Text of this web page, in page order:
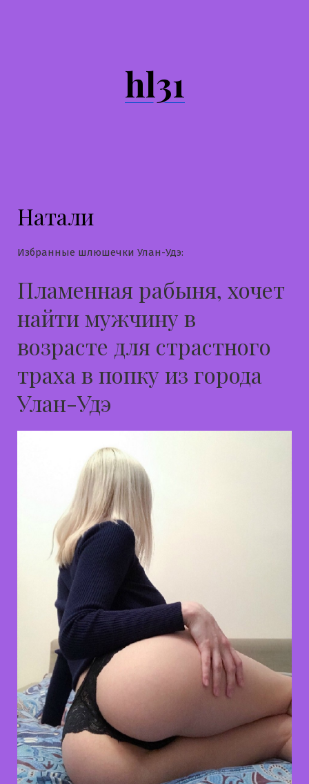
hl31
Натали
Избранные шлюшечки Улан-Удэ:
Пламенная рабыня, хочет
найти мужчину в
возрасте для страстного
траха в попку из города
Улан-Удэ